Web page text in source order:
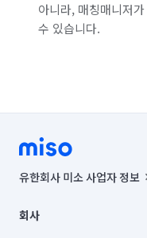
아니라, 매칭매니저
수 있습니다.
유한회사 미소 사업자 정보
00019 |
회사